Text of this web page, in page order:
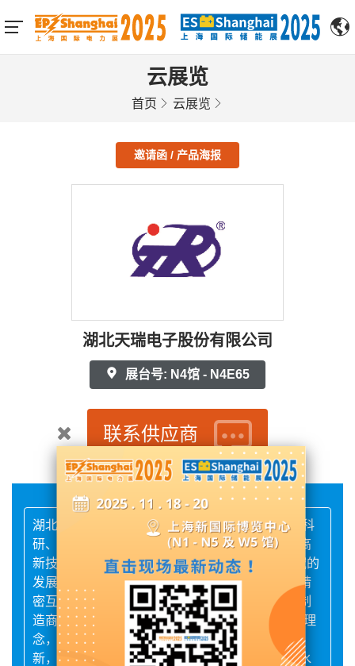
云展览
首页 云展览
邀请函 / 产品海报
湖北天瑞电子股份有限公司
展台号: N4馆 - N4E65
联系供应商
湖北天瑞电子股份有限公司创办于1998年，是集科
研、生产、销售、服务于一体的电力电子元器件高
新技术企业，专注于“继电保护与电力自动化”领域的
发展，持续为国内外的电力设备制造商提供全套精
密互感器解决方案，是继电保护用互感器的知名制
造商，公司一直秉承“专业 求实 创新 高效”的企业理
念，充分发挥市场影响力优势，深入强化技术创
新，提高产品可靠性和服务品质，提升经营管理水